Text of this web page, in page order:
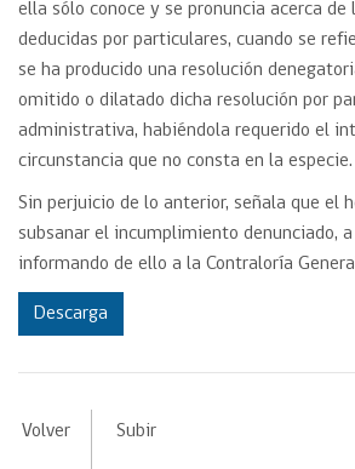
ella sólo conoce y se pronuncia acerca de
deducidas por particulares, cuando se
se ha producido una resolución
omitido o dilatado dicha resolución por
administrativa, habiéndola requerido el
circunstancia que no consta en la especie.
Sin perjuicio de lo anterior, señala que el
subsanar el incumplimiento denunciado,
informando de ello a la Contraloría
Descarga
Volver Subir